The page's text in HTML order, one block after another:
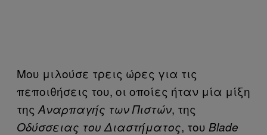
Μου μιλούσε τρεις ώρες για τις
πεποιθήσεις του, οι οποίες ήταν μία μίξη
της Αναρπαγής των Πιστών, της
Οδύσσειας του Διαστήματος, του Blade